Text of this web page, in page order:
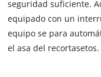
seguridad suficiente.
equipado con un
equipo se para
el asa del recortasetos.